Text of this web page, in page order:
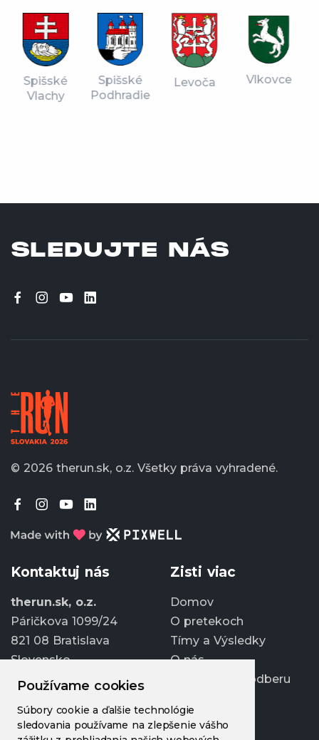
Používame cookies
Súbory cookie a ďalšie technológie
sledovania používame na zlepšenie vášho
Spišské
Vlachy
Spišské
Podhradie
Levoča Vlkovce
SLEDUJTE NÁS
© 2026 therun.sk, o.z. Všetky práva vyhradené.
Kontaktuj nás
therun.sk, o.z.
Páričkova 1099/24
821 08 Bratislava
Slovensko
info@therun.sk
+421 907 807 363
Zisti viac
Domov
O pretekoch
Tímy a Výsledky
O nás
Prihlásiť sa k odberu